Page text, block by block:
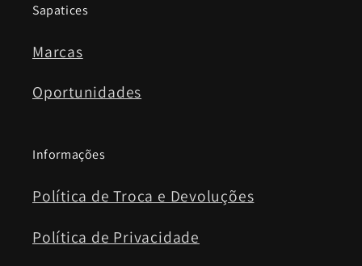
Sapatices
Marcas
Oportunidades
Informações
Política de Troca e Devoluções
Política de Privacidade